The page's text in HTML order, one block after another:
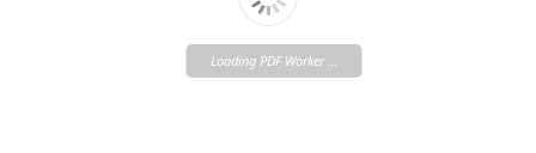
Loading PDF Worker ...